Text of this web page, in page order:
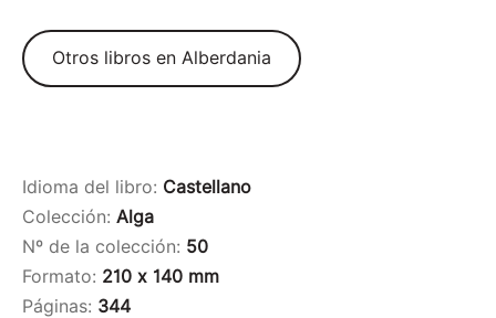
Otros libros en Alberdania
Idioma del libro: Castellano
Colección: Alga
Nº de la colección: 50
Formato: 210 x 140 mm
Páginas: 344